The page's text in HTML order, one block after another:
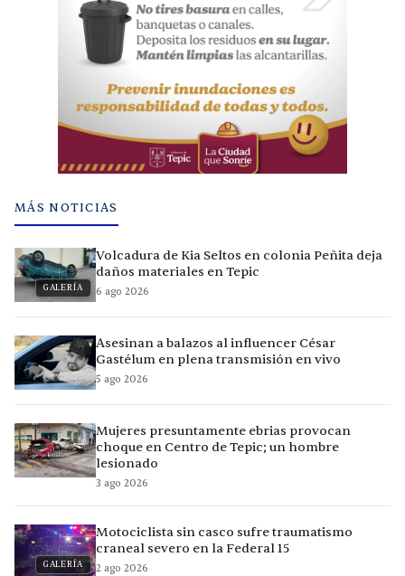
MÁS NOTICIAS
GALERÍA
Volcadura de Kia Seltos en colonia Peñita deja
daños materiales en Tepic
6 ago 2026
Asesinan a balazos al influencer César
Gastélum en plena transmisión en vivo
5 ago 2026
Mujeres presuntamente ebrias provocan
choque en Centro de Tepic; un hombre
lesionado
3 ago 2026
GALERÍA
Motociclista sin casco sufre traumatismo
craneal severo en la Federal 15
2 ago 2026